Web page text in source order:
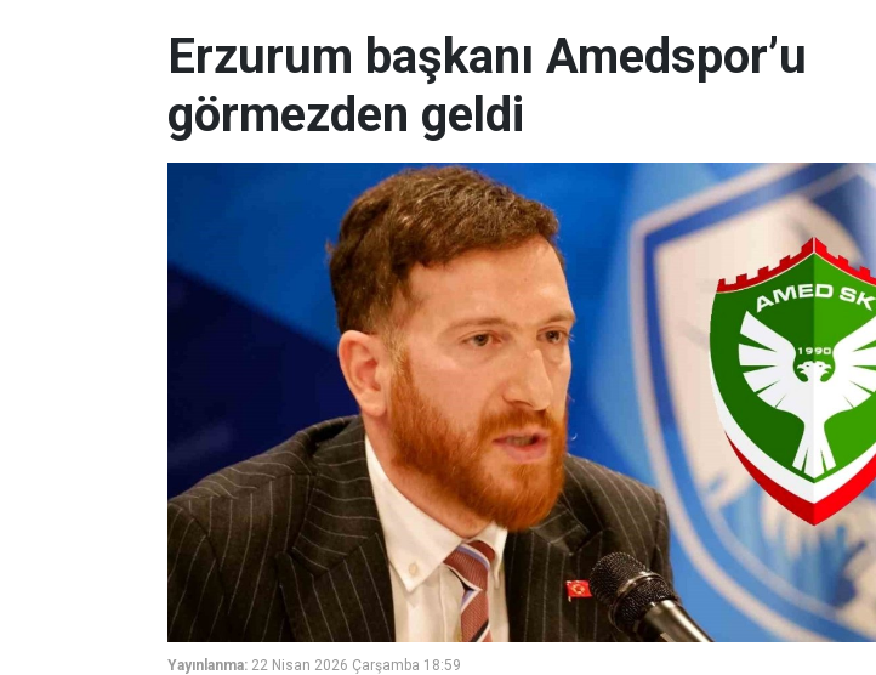
Erzurum başkanı Amedspor’u
görmezden geldi
Yayınlanma: 22 Nisan 2026 Çarşamba 18:59